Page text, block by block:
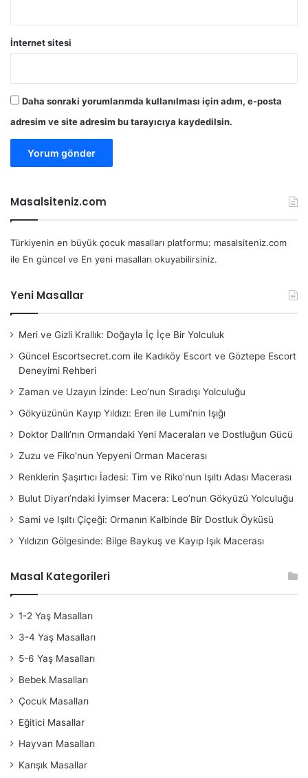
İnternet sitesi
Daha sonraki yorumlarımda kullanılması için adım, e-posta
adresim ve site adresim bu tarayıcıya kaydedilsin.
Masalsiteniz.com
Türkiyenin en büyük çocuk masalları platformu: masalsiteniz.com
ile En güncel ve En yeni masalları okuyabilirsiniz.
Yeni Masallar
Meri ve Gizli Krallık: Doğayla İç İçe Bir Yolculuk
Güncel Escortsecret.com ile Kadıköy Escort ve Göztepe Escort
Deneyimi Rehberi
Zaman ve Uzayın İzinde: Leo’nun Sıradışı Yolculuğu
Gökyüzünün Kayıp Yıldızı: Eren ile Lumi’nin Işığı
Doktor Dallı’nın Ormandaki Yeni Maceraları ve Dostluğun Gücü
Zuzu ve Fiko’nun Yepyeni Orman Macerası
Renklerin Şaşırtıcı İadesi: Tim ve Riko’nun Işıltı Adası Macerası
Bulut Diyarı’ndaki İyimser Macera: Leo’nun Gökyüzü Yolculuğu
Sami ve Işıltı Çiçeği: Ormanın Kalbinde Bir Dostluk Öyküsü
Yıldızın Gölgesinde: Bilge Baykuş ve Kayıp Işık Macerası
Masal Kategorileri
1-2 Yaş Masalları
3-4 Yaş Masalları
5-6 Yaş Masalları
Bebek Masalları
Çocuk Masalları
Eğitici Masallar
Hayvan Masalları
Karışık Masallar